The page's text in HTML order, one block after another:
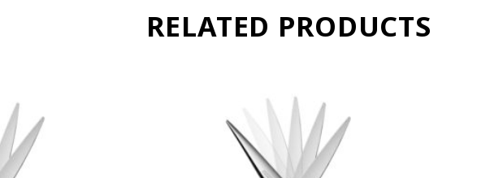
RELATED PRODUCTS